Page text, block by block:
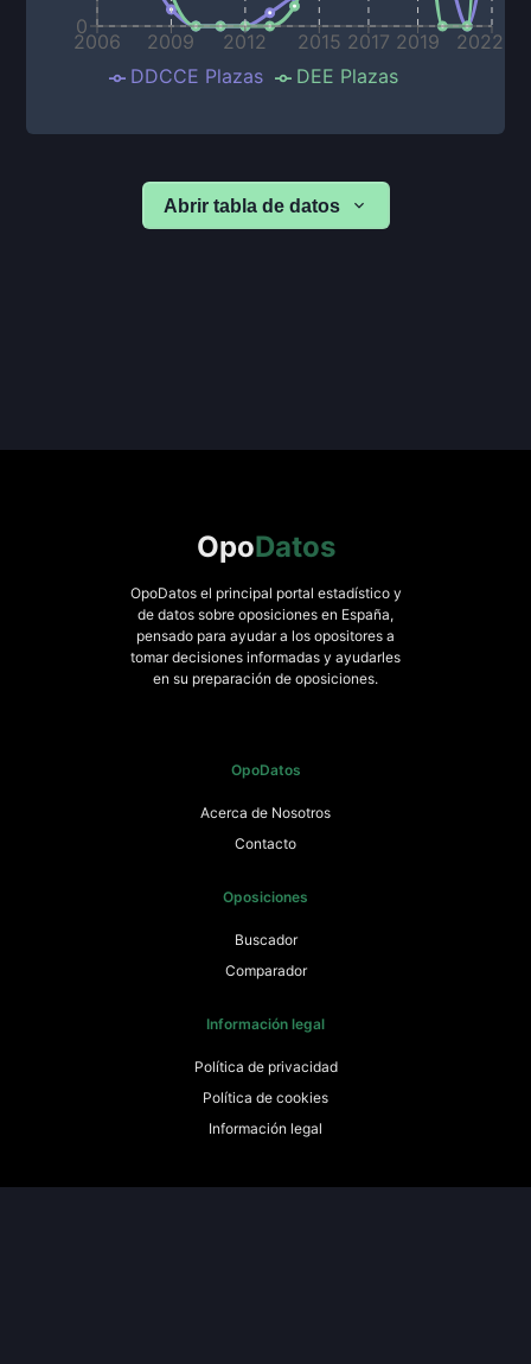
2006 2009 2012 2015 2017 2019 2022
0
DDCCE Plazas DEE Plazas
Abrir tabla de datos
OpoDatos
OpoDatos el principal portal estadístico y
de datos sobre oposiciones en España,
pensado para ayudar a los opositores a
tomar decisiones informadas y ayudarles
en su preparación de oposiciones.
OpoDatos
Acerca de Nosotros
Contacto
Oposiciones
Buscador
Comparador
Información legal
Política de privacidad
Política de cookies
Información legal